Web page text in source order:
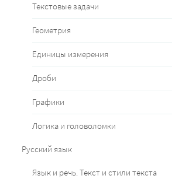
Текстовые задачи
Геометрия
Единицы измерения
Дроби
Графики
Логика и головоломки
Русский язык
Язык и речь. Текст и стили текста